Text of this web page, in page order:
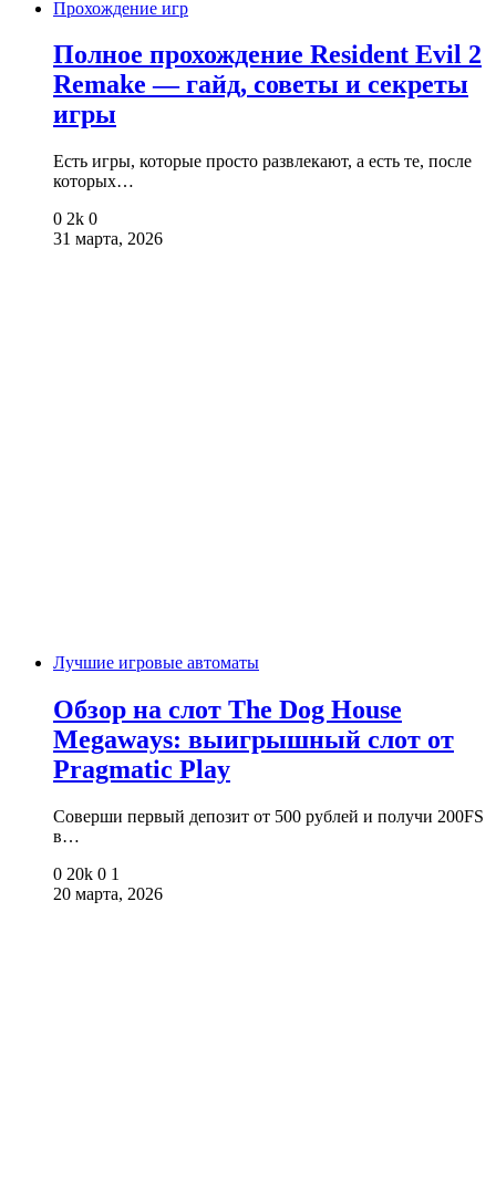
Прохождение игр
Полное прохождение Resident Evil 2
Remake — гайд, советы и секреты
игры
Есть игры, которые просто развлекают, а есть те, после
которых…
0 2k 0
31 марта, 2026
Лучшие игровые автоматы
Обзор на слот The Dog House
Megaways: выигрышный слот от
Pragmatic Play
Соверши первый депозит от 500 рублей и получи 200FS
в…
0 20k 0 1
20 марта, 2026